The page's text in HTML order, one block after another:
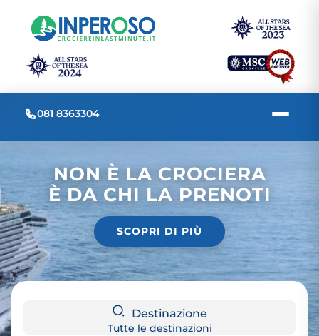
081 8363304
NON È LA CROCIERA
È DA CHI LA PRENOTI
SCOPRI DI PIÙ
Destinazione
Tutte le destinazioni